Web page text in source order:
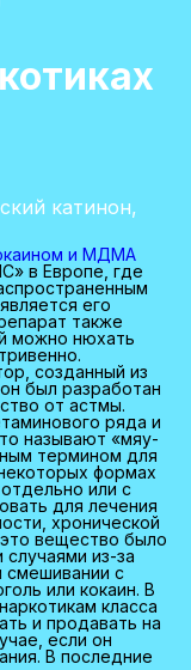
катинон,
и МДМА
в Европе, где
его
также
можно нюхать
созданный из
был разработан
от астмы.
ряда и
называют «мяу-
термином для
формах
или с
для лечения
хронической
вещество было
из-за
смешивании с
или кокаин. В
класса
и продавать на
если он
В последние